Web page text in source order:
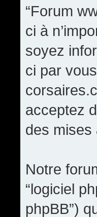
“Forum
ci à
soyez
ci par
acceptez
des mises
Notre
“logiciel
phpBB”)